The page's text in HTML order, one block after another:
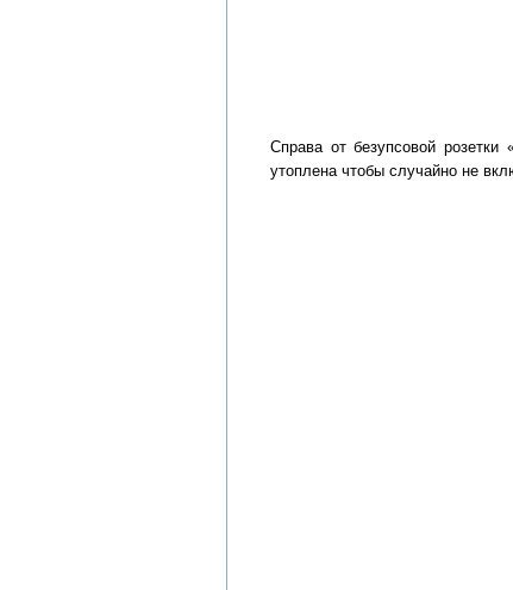
Справа от безупсовой
утоплена чтобы случайно не